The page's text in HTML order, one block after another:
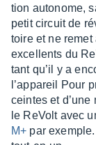
tion auto­nome,
petit circuit de
toire et ne
excel­lents du
tant qu’il y a
l’ap­pa­reil Pour
ceintes et
le ReVolt avec
M+ par